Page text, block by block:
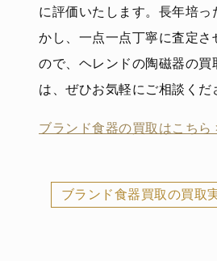
に評価いたします。長年培っ
かし、一点一点丁寧に査定さ
ので、ヘレンドの陶磁器の買
は、ぜひお気軽にご相談くだ
ブランド食器の買取はこちら
ブランド食器買取の買取